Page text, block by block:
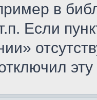
в
Если